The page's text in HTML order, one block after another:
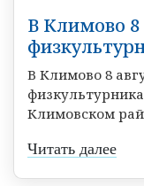
В Климово 8
В Климово 8
Климовском
Читать далее